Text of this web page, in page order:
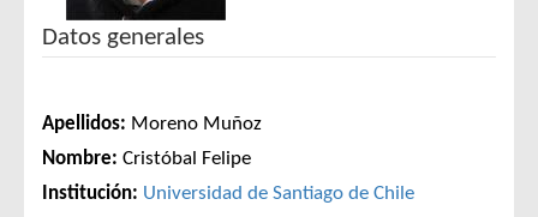
Datos generales
Apellidos: Moreno Muñoz
Nombre: Cristóbal Felipe
Institución: Universidad de Santiago de Chile